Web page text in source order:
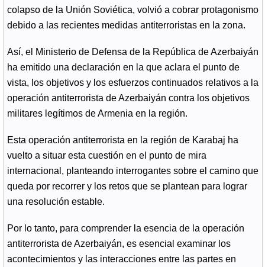
colapso de la Unión Soviética, volvió a cobrar protagonismo
debido a las recientes medidas antiterroristas en la zona.
Así, el Ministerio de Defensa de la República de Azerbaiyán
ha emitido una declaración en la que aclara el punto de
vista, los objetivos y los esfuerzos continuados relativos a la
operación antiterrorista de Azerbaiyán contra los objetivos
militares legítimos de Armenia en la región.
Esta operación antiterrorista en la región de Karabaj ha
vuelto a situar esta cuestión en el punto de mira
internacional, planteando interrogantes sobre el camino que
queda por recorrer y los retos que se plantean para lograr
una resolución estable.
Por lo tanto, para comprender la esencia de la operación
antiterrorista de Azerbaiyán, es esencial examinar los
acontecimientos y las interacciones entre las partes en